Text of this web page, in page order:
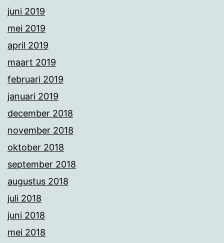
juni 2019
mei 2019
april 2019
maart 2019
februari 2019
januari 2019
december 2018
november 2018
oktober 2018
september 2018
augustus 2018
juli 2018
juni 2018
mei 2018